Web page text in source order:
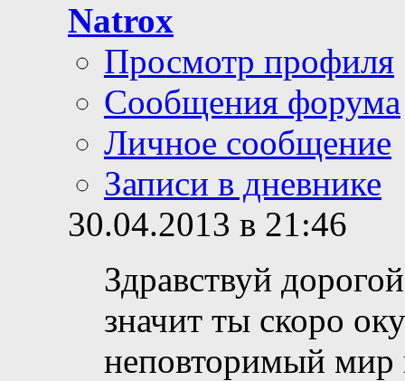
Natrox
Просмотр профиля
Сообщения форума
Личное сообщение
Записи в дневнике
30.04.2013 в 21:46
Здравствуй
значит ты скоро
неповторимый мир